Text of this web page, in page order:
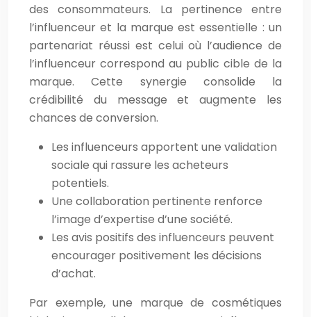
des consommateurs. La pertinence entre
l’influenceur et la marque est essentielle : un
partenariat réussi est celui où l’audience de
l’influenceur correspond au public cible de la
marque. Cette synergie consolide la
crédibilité du message et augmente les
chances de conversion.
Les influenceurs apportent une validation
sociale qui rassure les acheteurs
potentiels.
Une collaboration pertinente renforce
l’image d’expertise d’une société.
Les avis positifs des influenceurs peuvent
encourager positivement les décisions
d’achat.
Par exemple, une marque de cosmétiques